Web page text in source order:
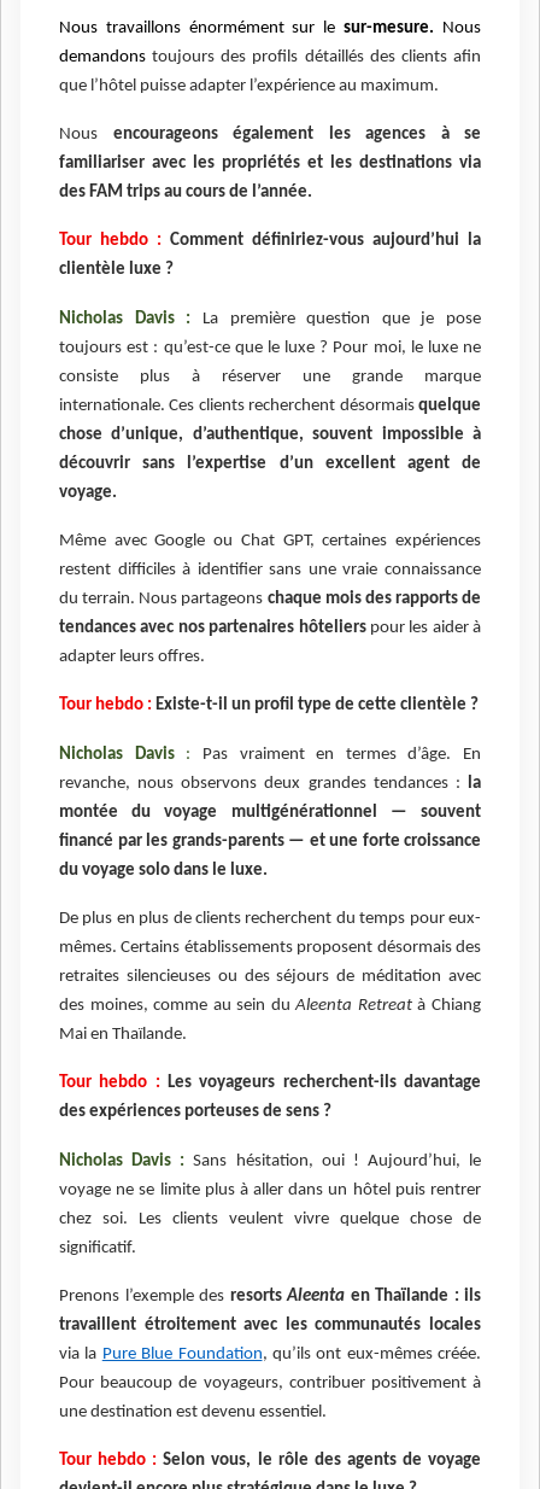
Nous travaillons énormément sur lesur-mesure.
Nous
demandonstoujours des profils détaillés des clients afin
que l’hôtel puisse adapter l’expérience au maximum.
Nous encourageons également les agences à se
familiariser avec les propriétés et les destinations via
des FAM trips au cours de l’année.
Tour hebdo : Comment définiriez-vous aujourd’hui la
clientèle luxe ?
Nicholas Davis : La première question que je pose
toujours est : qu’est-ce que le luxe ? Pour moi, le luxe ne
consiste plus à réserver une grande marque
internationale. Ces clients recherchent désormais quelque
chose d’unique, d’authentique, souvent impossible à
découvrir sans l’expertise d’un excellent agent de
voyage.
Même avec Google ou Chat GPT, certaines expériences
restent difficiles à identifier sans une vraie connaissance
du terrain. Nous partageons chaque mois des rapports de
tendances avec nos partenaires hôtelierspour les aider à
adapter leurs offres.
Tour hebdo : Existe-t-il un profil type de cette clientèle ?
Nicholas Davis : Pas vraiment en termes d’âge. En
revanche, nous observons deux grandes tendances :
la
montée du voyage multigénérationnel — souvent
financé par les grands-parents — et une forte croissance
du voyage solo dans le luxe.
De plus en plus de clients recherchent du temps pour eux-
mêmes. Certains établissements proposent désormais des
retraites silencieuses ou des séjours de méditation avec
des moines, comme au sein duAleenta Retreatà Chiang
Mai en Thaïlande.
Tour hebdo : Les voyageurs recherchent-ils davantage
des expériences porteuses de sens ?
Nicholas Davis :Sans hésitation, oui ! Aujourd’hui, le
voyage ne se limite plus à aller dans un hôtel puis rentrer
chez soi. Les clients veulent vivre quelque chose de
significatif.
Prenons l’exemple des resortsAleenta en Thaïlande : ils
travaillent étroitement avec les communautés locales
via la Pure Blue Foundation, qu’ils ont eux-mêmes créée.
Pour beaucoup de voyageurs, contribuer positivement à
une destination est devenu essentiel.
Tour hebdo :Selon vous, le rôle des agents de voyage